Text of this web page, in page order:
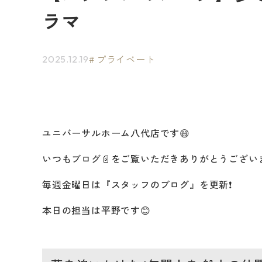
ラマ
2025.12.19 プライベート
ユニバーサルホーム八代店です😄
いつもブログ📄をご覧いただき ありがとうござい
毎週金曜日は『スタッフのブログ』を更新❗
本日の担当は平野です😊